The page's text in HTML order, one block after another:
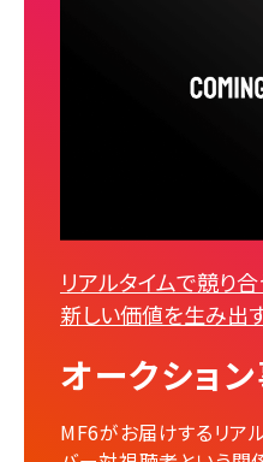
リアルタイムで競り合
新しい価値を生み出
オークショ
MF6がお届けするリア